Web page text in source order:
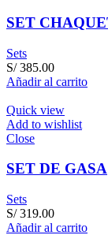
SET
Sets
S/385.00
Añadir al carrito
Quick view
Add to wishlist
Close
SET DE GASA
Sets
S/319.00
Añadir al carrito